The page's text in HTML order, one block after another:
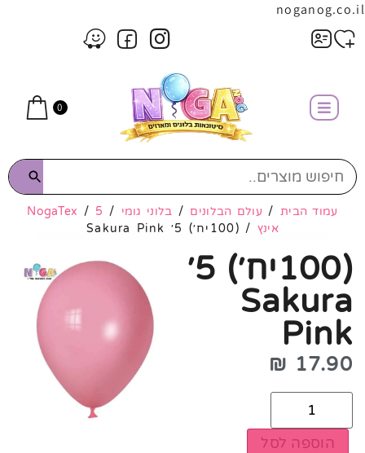
noganog.co.il
0
עמוד הבית / עולם הבלונים / בלוני גומי /
NogaTex / 5
אינץ / (100יח׳) 5׳ Sakura Pink
(100יח׳) 5׳
Sakura
Pink
17.90
₪
הוספה לסל